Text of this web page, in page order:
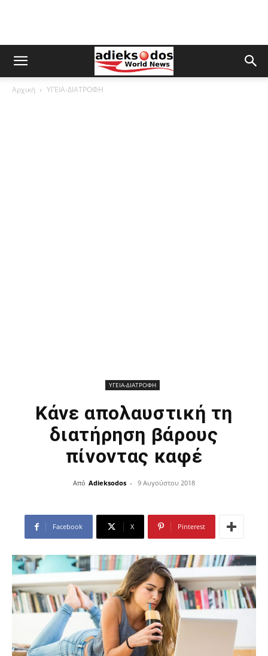
Αρχική ΥΓΕΙΑ-ΔΙΑΤΡΟΦΗ
ΥΓΕΙΑ-ΔΙΑΤΡΟΦΗ
Κάνε απολαυστική τη
διατήρηση βάρους
πίνοντας καφέ
Από Adieksodos - 9 Αυγούστου 2018
Facebook X Pinterest